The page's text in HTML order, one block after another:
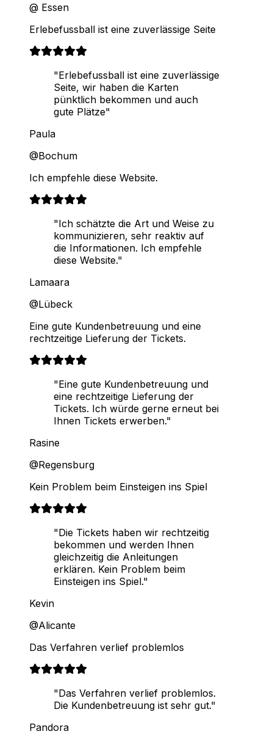
@ Essen
Erlebefussball ist eine zuverlässige Seite
"Erlebefussball ist eine zuverlässige
Seite, wir haben die Karten
pünktlich bekommen und auch
gute Plätze"
Paula
@Bochum
Ich empfehle diese Website.
"Ich schätzte die Art und Weise zu
kommunizieren, sehr reaktiv auf
die Informationen. Ich empfehle
diese Website."
Lamaara
@Lübeck
Eine gute Kundenbetreuung und eine
rechtzeitige Lieferung der Tickets.
"Eine gute Kundenbetreuung und
eine rechtzeitige Lieferung der
Tickets. Ich würde gerne erneut bei
Ihnen Tickets erwerben."
Rasine
@Regensburg
Kein Problem beim Einsteigen ins Spiel
"Die Tickets haben wir rechtzeitig
bekommen und werden Ihnen
gleichzeitig die Anleitungen
erklären. Kein Problem beim
Einsteigen ins Spiel."
Kevin
@Alicante
Das Verfahren verlief problemlos
"Das Verfahren verlief problemlos.
Die Kundenbetreuung ist sehr gut."
Pandora